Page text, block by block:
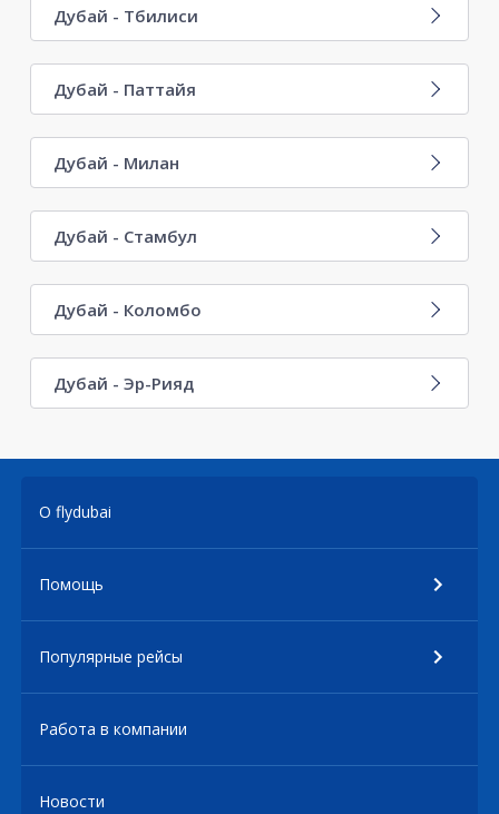
Дубай - Тбилиси
Дубай - Паттайя
Дубай - Милан
Дубай - Стамбул
Дубай - Коломбо
Дубай - Эр-Рияд
О flydubai
Помощь
Популярные рейсы
Работа в компании
Новости